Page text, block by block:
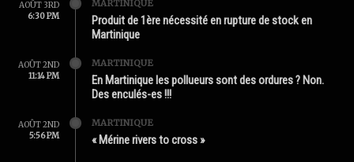
AOÛT 3RD
6:30 PM
MARTINIQUE
Produit de 1ère nécessité en rupture de stock en
Martinique
AOÛT 2ND
11:14 PM
MARTINIQUE
En Martinique les pollueurs sont des ordures ? Non.
Des enculés-es !!!
AOÛT 2ND
5:56 PM
MARTINIQUE
« Mérine rivers to cross »